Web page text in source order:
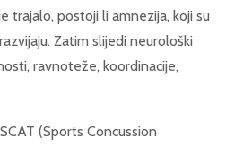
trajalo, postoji li amnezija, koji su
Zatim slijedi neurološki
ravnoteže, koordinacije,
(Sports Concussion